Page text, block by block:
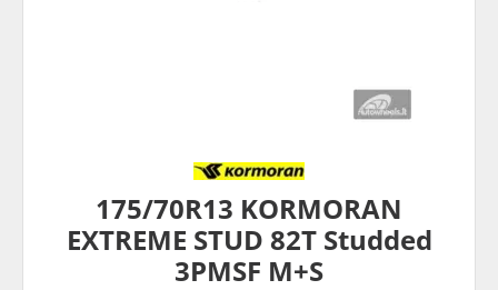
175/70R13 KORMORAN
EXTREME STUD 82T Studded
3PMSF M+S